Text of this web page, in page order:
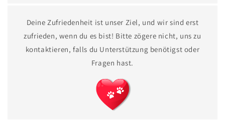
Deine Zufriedenheit ist unser Ziel, und wir sind erst
zufrieden, wenn du es bist! Bitte zögere nicht, uns zu
kontaktieren, falls du Unterstützung benötigst oder
Fragen hast.